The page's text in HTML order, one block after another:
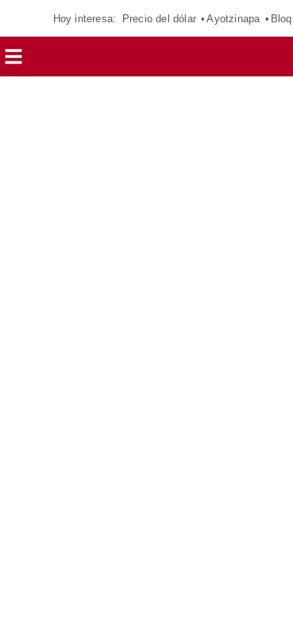
Hoy interesa: Precio del dólar Ayotzinapa